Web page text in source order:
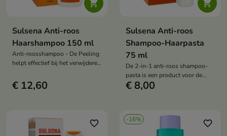

Sulsena Anti-roos
Haarshampoo 150 ml
Anti-roosshampoo - De Peeling
helpt effectief bij het verwijderen
hoofdhuid, reguleert de
talgproductie en helpt jeuk en
€ 12,60

Sulsena Anti-roos
Shampoo-Haarpasta
75 ml
De 2-in-1 anti-roos shampoo-
pasta is een product voor de
verzorging van de hoofdhuid
uitstraling van het haar te
ondersteunen.
€ 8,00
favorite_border -16% favorite_border